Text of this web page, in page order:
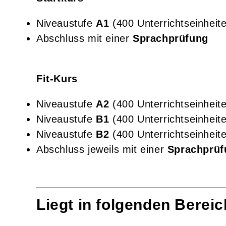
Niveaustufe A1 (400
Abschluss mit einer Sprachprüfung
Fit-Kurs
Niveaustufe A2 (400
Niveaustufe B1 (400
Niveaustufe B2 (400
Abschluss jeweils mit einer
Liegt in folgenden